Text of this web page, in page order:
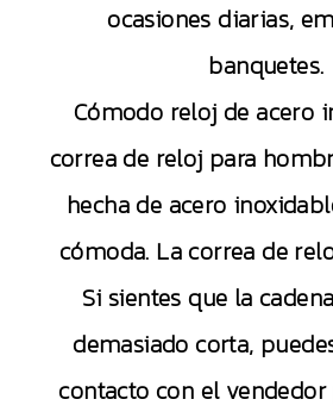
ocasiones diarias,
banquetes.
Cómodo reloj de acero
correa de reloj para
hecha de acero
cómoda. La correa de
Si sientes que la
demasiado corta,
contacto con el